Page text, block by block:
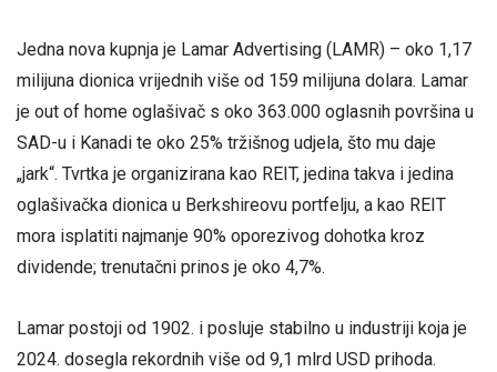
Jedna nova kupnja je Lamar Advertising (LAMR) – oko 1,17
milijuna dionica vrijednih više od 159 milijuna dolara. Lamar
je out of home oglašivač s oko 363.000 oglasnih površina u
SAD-u i Kanadi te oko 25% tržišnog udjela, što mu daje
„jark“. Tvrtka je organizirana kao REIT, jedina takva i jedina
oglašivačka dionica u Berkshireovu portfelju, a kao REIT
mora isplatiti najmanje 90% oporezivog dohotka kroz
dividende; trenutačni prinos je oko 4,7%.
Lamar postoji od 1902. i posluje stabilno u industriji koja je
2024. dosegla rekordnih više od 9,1 mlrd USD prihoda.